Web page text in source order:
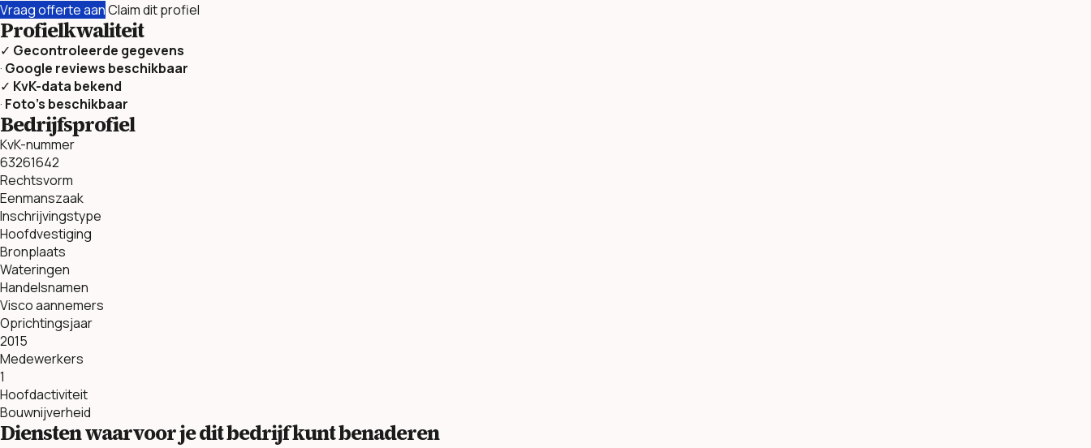
Vraag offerte aanClaim dit profiel
Profielkwaliteit
✓ Gecontroleerde gegevens
· Google reviews beschikbaar
✓ KvK-data bekend
· Foto’s beschikbaar
Bedrijfsprofiel
KvK-nummer
63261642
Rechtsvorm
Eenmanszaak
Inschrijvingstype
Hoofdvestiging
Bronplaats
Wateringen
Handelsnamen
Visco aannemers
Oprichtingsjaar
2015
Medewerkers
1
Hoofdactiviteit
Bouwnijverheid
Diensten waarvoor je dit bedrijf kunt benaderen